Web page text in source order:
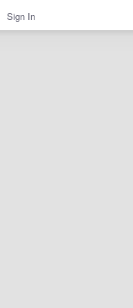
Sign In